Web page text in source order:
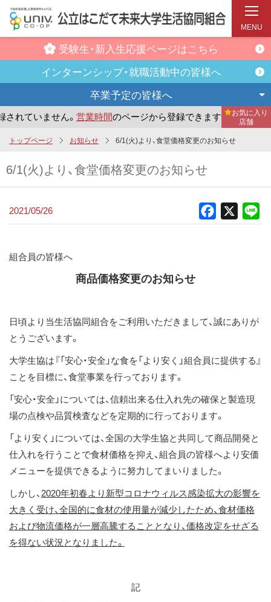
ン
コ
受験生・新入生応援ページはこちら
インターンシップ・就職活動中の皆様へ
卒業予定の皆様へ
ていません。営業時間のページから登録できます。 まだ
お気に入り
店舗
MENU
トップページ お知らせ 6/1(火)より、食堂価格変更のお知らせ
6/1(火)より、食堂価格変更のお知らせ
2021/05/26 Facebook
組合員の皆様へ
商品価格変更のお知らせ
日頃より当生活協同組合をご利用いただきまして、誠にありが
とうございます。
大学生協は『「安心・安全」な食を「より安く」組合員に提供する』
ことを目標に、食堂事業を行っております。
「安心・安全」については、信頼出来る仕入れ先の確保と製造現
場の点検や品質検査などを定期的に行っております。
「より安く」については、全国の大学生協と共同して商品開発と
仕入れを行うことで食材価格を抑え、組合員の皆様へより安価
メニューを提供できるように努力してまいりました。
しかし、2020年初春より新型コロナウィルス感染拡大の影響を
大きく受け、全国的に食材の使用量が減少したため、食材価格
および物流価格が一層高騰することとなり、価格改定をせざる
を得ない状況となりました。
記